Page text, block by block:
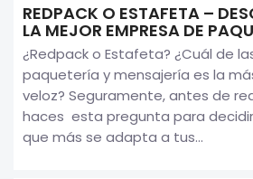
REDPACK O ESTAFETA –
LA MEJOR EMPRESA DE
¿Redpack o Estafeta? ¿Cuál de
paquetería y mensajería es la
veloz? Seguramente, antes de
haces esta pregunta para
que más se adapta a tus...